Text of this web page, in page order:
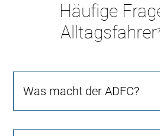
Häufige
Was macht der ADFC?